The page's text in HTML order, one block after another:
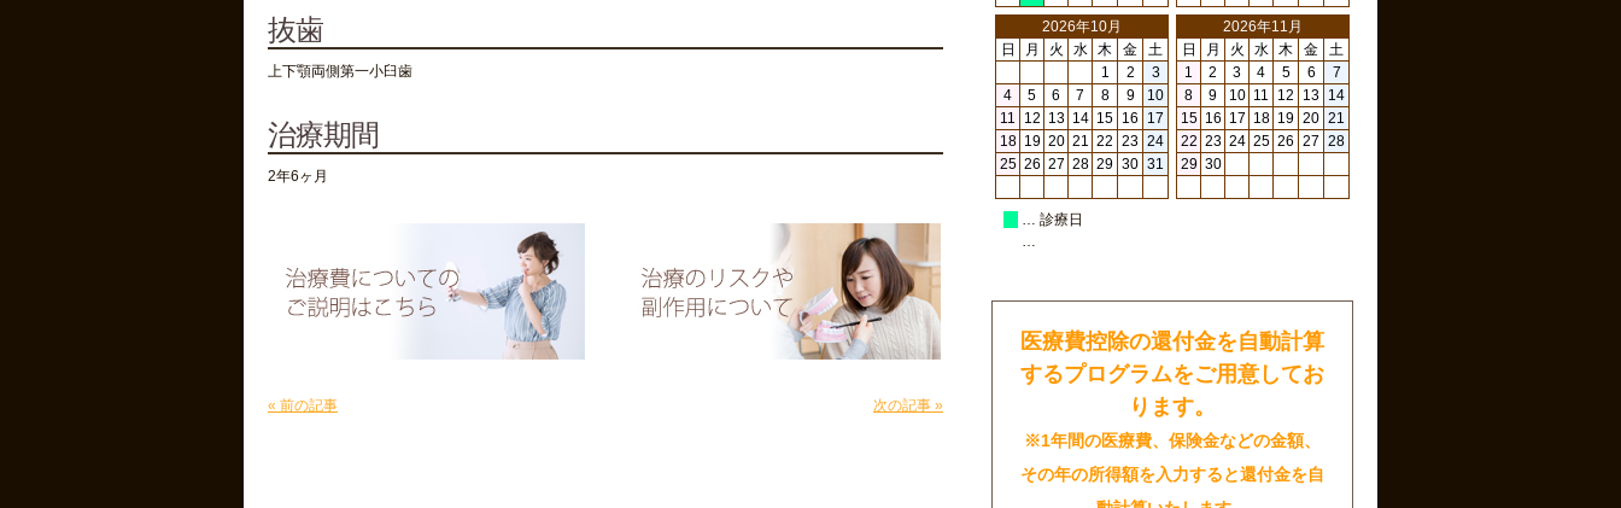
抜歯
上下顎両側第一小臼歯
治療期間
2年6ヶ月
« 前の記事 次の記事 »
2026年10月
日
月 火 水 木 金
土
1
2
3
4
5 6 7 8 9
10
11
12 13 14 15 16
17
18 19 20 21 22 23 24
25 26 27 28 29 30 31
2026年11月
日
月 火 水 木 金
土
1
2 3 4 5 6
7
8
9 10 11 12 13 14
15 16 17 18 19 20 21
22 23 24 25 26 27 28
29 30
… 診療日
…
医療費控除の還付金を自動計算
するプログラムをご用意してお
ります。
※1年間の医療費、保険金などの金額、
その年の所得額を入力すると還付金を自